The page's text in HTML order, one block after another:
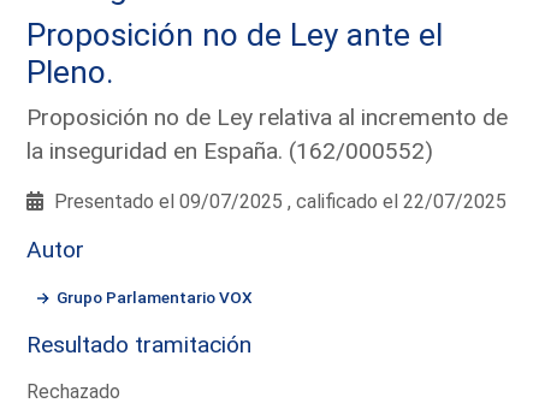
Proposición no de Ley ante el
Pleno.
Proposición no de Ley relativa al incremento de
la inseguridad en España. (162/000552)
Presentado el 09/07/2025 , calificado el 22/07/2025
Autor
Grupo Parlamentario VOX
Resultado tramitación
Rechazado